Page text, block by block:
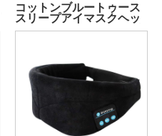
コットンブルートゥース
スリープアイマスクヘッ
ドバンドイヤホンミニグ